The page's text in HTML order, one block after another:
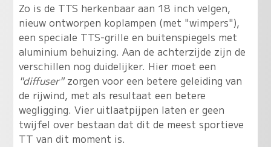
Zo is de TTS herkenbaar aan 18 inch velgen,
nieuw ontworpen koplampen (met "wimpers"),
een speciale TTS-grille en buitenspiegels met
aluminium behuizing. Aan de achterzijde zijn de
verschillen nog duidelijker. Hier moet een
"diffuser"zorgen voor een betere geleiding van
de rijwind, met als resultaat een betere
wegligging. Vier uitlaatpijpen laten er geen
twijfel over bestaan dat dit de meest sportieve
TT van dit moment is.